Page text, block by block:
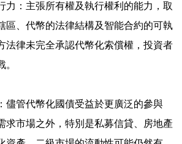
力：主張所有權及執行權利的能力，取
區、代幣的法律結構及智能合約的可執
法律未完全承認代幣化索償權，投資者
儘管代幣化國債受益於更廣泛的參與
求市場之外，特別是私募信貸、房地產